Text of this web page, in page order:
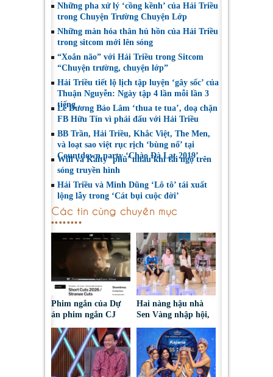
Những pha xử lý ‘cồng kềnh’ của Hải Triều
trong Chuyện Trường Chuyện Lớp
Những màn hóa thân hú hồn của Hải Triều
trong sitcom mới lên sóng
“Xoắn não” với Hải Triều trong Sitcom
“Chuyện trường, chuyện lớp”
Hải Triều tiết lộ lịch tập luyện ‘gây sốc’ của
Thuận Nguyễn: Ngày tập 4 lần mỗi lần 3
tiếng
Lê Dương Bảo Lâm ‘thua te tua’, doạ chặn
FB Hữu Tín vì phải đấu với Hải Triều
BB Trần, Hải Triều, Khắc Việt, The Men,
và loạt sao việt rục rịch ‘bùng nổ’ tại
Countdown party ‘Chào Đà Lạt 2019’
Will và Kaity ‘phũ’ nhau khi tái ngộ trên
sóng truyền hình
Hải Triều và Minh Dũng ‘Lô tô’ tái xuất
lộng lẫy trong ‘Cát bụi cuộc đời’
Các tin cùng chuyên mục
Phim ngắn của Dự
án phim ngắn CJ
tại LHP quốc tế
Toronto 2026
Hai nàng hậu nhà
Sen Vàng nhập hội,
chinh phục khán giả